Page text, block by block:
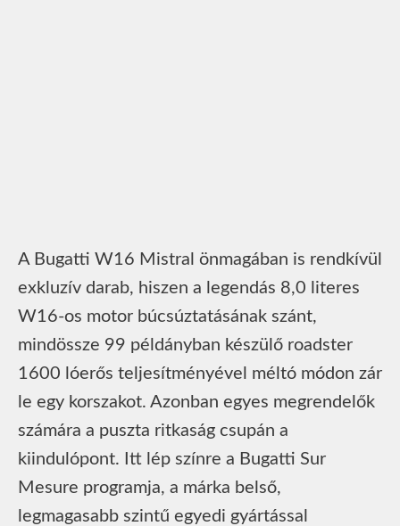
A Bugatti W16 Mistral önmagában is rendkívül
exkluzív darab, hiszen a legendás 8,0 literes
W16-os motor búcsúztatásának szánt,
mindössze 99 példányban készülő roadster
1600 lóerős teljesítményével méltó módon zár
le egy korszakot. Azonban egyes megrendelők
számára a puszta ritkaság csupán a
kiindulópont. Itt lép színre a Bugatti Sur
Mesure programja, a márka belső,
legmagasabb szintű egyedi gyártással